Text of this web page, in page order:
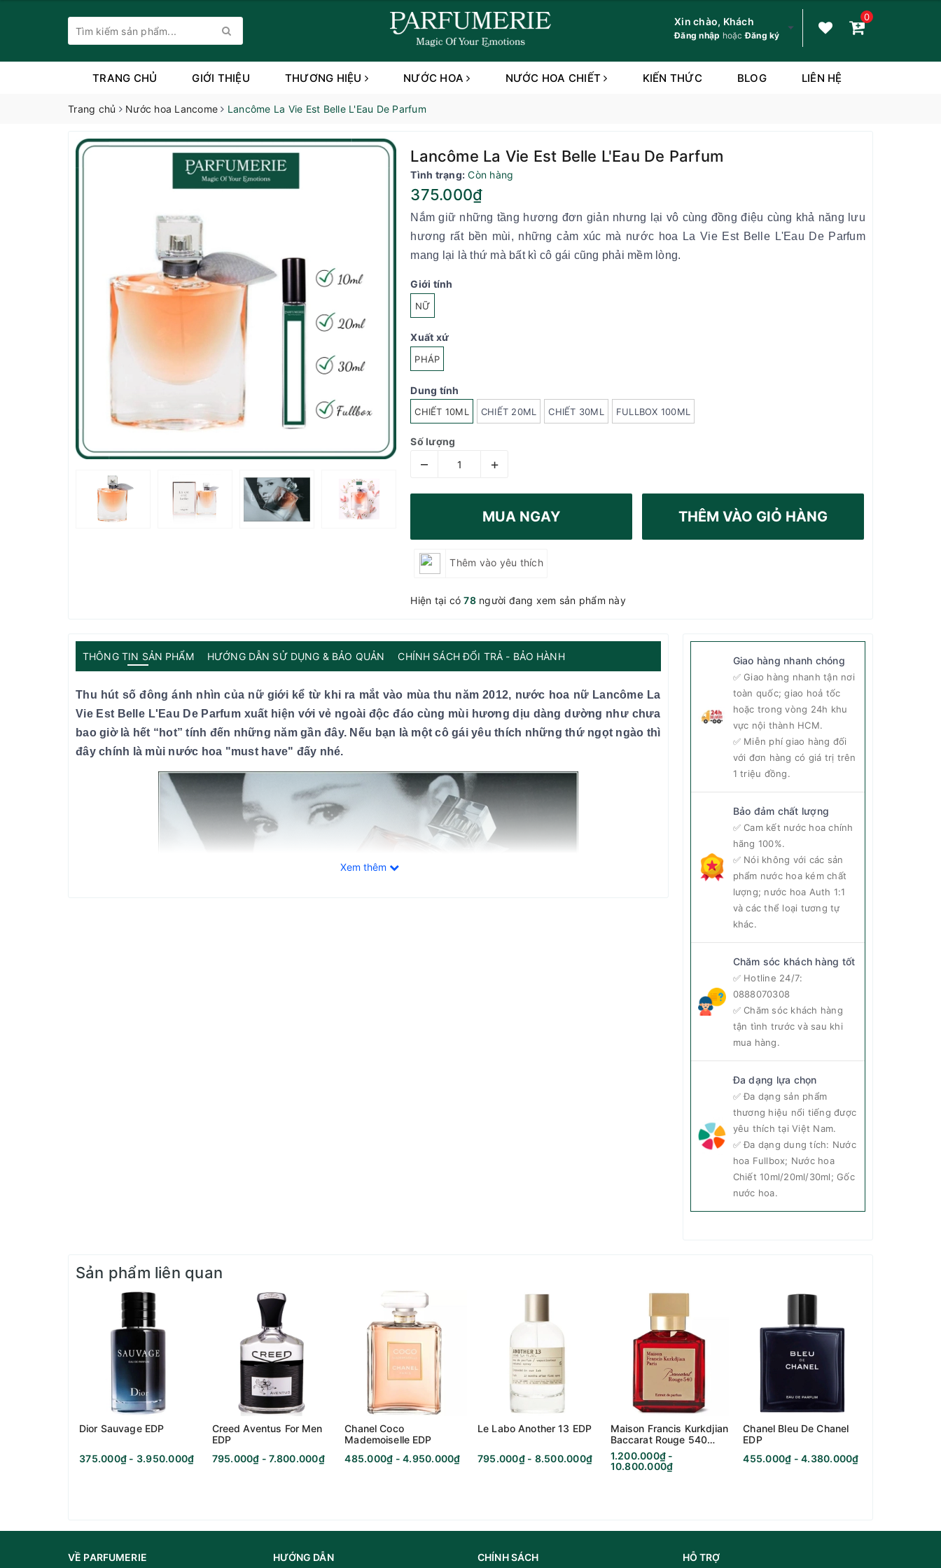
Xin chào, Khách
Đăng nhập hoặcĐăng ký
0
TRANG CHỦ GIỚI THIỆU THƯƠNG HIỆU NƯỚC HOA NƯỚC HOA CHIẾT KIẾN THỨC BLOG LIÊN HỆ
Trang chủ Nước hoa Lancome Lancôme La Vie Est Belle L'Eau De Parfum
Lancôme La Vie Est Belle L'Eau De Parfum
Tình trạng: Còn hàng
375.000₫
Nắm giữ những tầng hương đơn giản nhưng lại vô cùng đồng điệu cùng khả năng lưu
hương rất bền mùi, những cảm xúc mà nước hoa La Vie Est Belle L'Eau De Parfum
mang lại là thứ mà bất kì cô gái cũng phải mềm lòng.
Giới tính
NỮ
Xuất xứ
PHÁP
Dung tính
CHIẾT 10ML CHIẾT 20ML CHIẾT 30ML FULLBOX 100ML
Số lượng
– +
MUA NGAY THÊM VÀO GIỎ HÀNG
Thêm vào yêu thích
Hiện tại có78người đang xem sản phẩm này
THÔNG TIN SẢN PHẨM HƯỚNG DẪN SỬ DỤNG & BẢO QUẢN CHÍNH SÁCH ĐỔI TRẢ - BẢO HÀNH
Thu hút số đông ánh nhìn của nữ giới kể từ khi ra mắt vào mùa thu năm 2012, nước hoa nữ Lancôme La
Vie Est Belle L'Eau De Parfum xuất hiện với vẻ ngoài độc đáo cùng mùi hương dịu dàng dường như chưa
bao giờ là hết “hot” tính đến những năm gần đây. Nếu bạn là một cô gái yêu thích những thứ ngọt ngào thì
đây chính là mùi nước hoa "must have" đấy nhé.
Giới tính: Nữ
Xem thêm
Giao hàng nhanh chóng
✅ Giao hàng nhanh tận nơi
toàn quốc; giao hoả tốc
hoặc trong vòng 24h khu
vực nội thành HCM.
✅ Miễn phí giao hàng đối
với đơn hàng có giá trị trên
1 triệu đồng.
Bảo đảm chất lượng
✅ Cam kết nước hoa chính
hãng 100%.
✅ Nói không với các sản
phẩm nước hoa kém chất
lượng; nước hoa Auth 1:1
và các thể loại tương tự
khác.
Chăm sóc khách hàng tốt
✅ Hotline 24/7:
0888070308
✅ Chăm sóc khách hàng
tận tình trước và sau khi
mua hàng.
Đa dạng lựa chọn
✅ Đa dạng sản phẩm
thương hiệu nổi tiếng được
yêu thích tại Việt Nam.
✅ Đa dạng dung tích: Nước
hoa Fullbox; Nước hoa
Chiết 10ml/20ml/30ml; Gốc
nước hoa.
Sản phẩm liên quan
Dior Sauvage EDP
375.000₫ - 3.950.000₫
Creed Aventus For Men
EDP
795.000₫ - 7.800.000₫
Chanel Coco
Mademoiselle EDP
485.000₫ - 4.950.000₫
Le Labo Another 13 EDP
795.000₫ - 8.500.000₫
Maison Francis Kurkdjian
Baccarat Rouge 540
Extrait De Parfum
1.200.000₫ -
10.800.000₫
Chanel Bleu De Chanel
EDP
455.000₫ - 4.380.000₫
VỀ PARFUMERIE HƯỚNG DẪN CHÍNH SÁCH HỖ TRỢ